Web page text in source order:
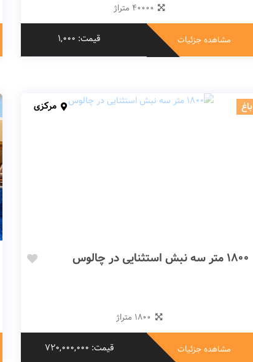
40000 متراژ
مشاهده جزئیات قیمت: 1,000
باغ مرکزی
1800 متر سه نبش استثنایی در چالوس
1800 متراژ
مشاهده جزئیات قیمت: 720,000,000